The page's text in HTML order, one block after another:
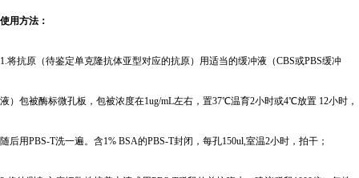
使用方法：
1.将抗原（待鉴定单克隆抗体亚型对应的抗原）用适当的缓冲液（CBS或PBS缓冲
液）包被酶标微孔板，包被浓度在1ug/mL左右，置37℃温育2小时或4℃放置 12小时，
随后用PBS-T洗一遍。含1% BSA的PBS-T封闭，每孔150ul,室温2小时，拍干；